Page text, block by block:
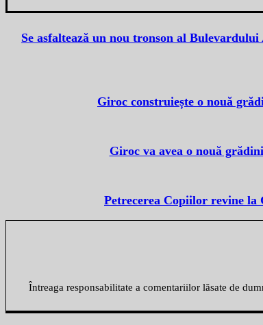
Se asfaltează un nou tronson al
Giroc construiește o nouă
Giroc va avea o nouă
Petrecerea Copiilor revine la
Întreaga responsabilitate a comentariilor lăsate de